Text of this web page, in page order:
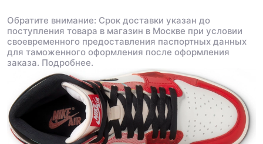
Обратите внимание: Срок доставки указан до
поступления товара в магазин в Москве при условии
своевременного предоставления паспортных данных
для таможенного оформления после оформления
заказа. Подробнее.